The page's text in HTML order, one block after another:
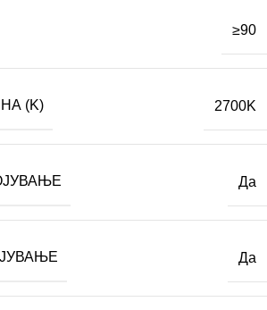
≥90
(K) 2700K
Да
Да